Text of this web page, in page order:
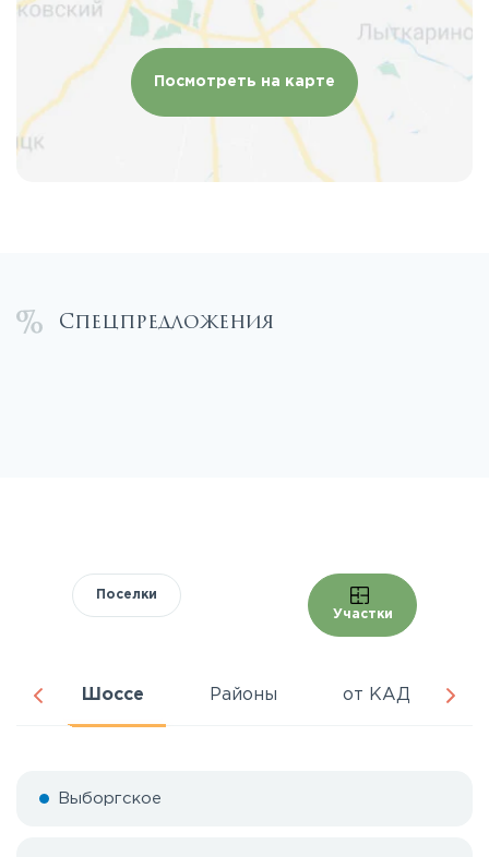
Посмотреть на карте
Спецпредложения
Поселки
Участки
Шоссе Районы от КАД
Выборгское